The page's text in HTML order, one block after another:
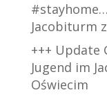
Jacobiturm
+++ Update
Jugend im
Oświecim